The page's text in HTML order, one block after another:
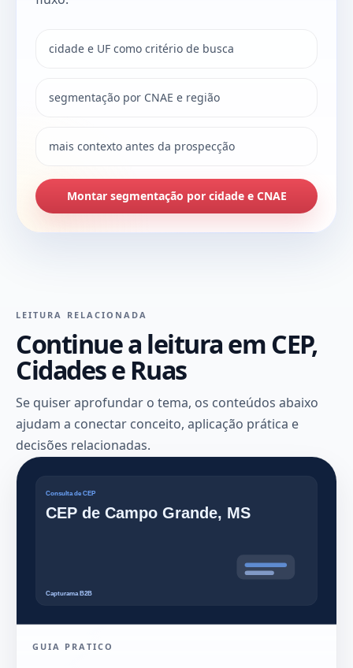
cidade e UF como critério de busca
segmentação por CNAE e região
mais contexto antes da prospecção
Montar segmentação por cidade e CNAE
LEITURA RELACIONADA
Continue a leitura em CEP,
Cidades e Ruas
Se quiser aprofundar o tema, os conteúdos abaixo
ajudam a conectar conceito, aplicação prática e
decisões relacionadas.
GUIA PRATICO